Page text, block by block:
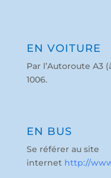
EN VOITURE
Par l’Autoroute A3
1006.
EN BUS
Se référer au site
internet http://